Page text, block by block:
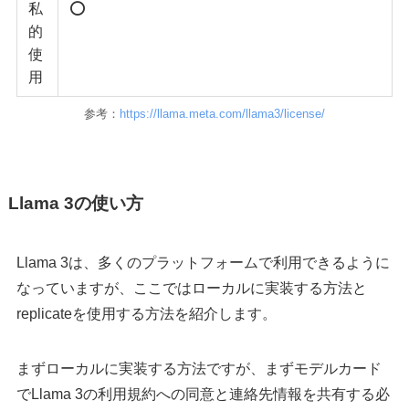
私
的
使
用
⭕️
参考： https://llama.meta.com/llama3/license/
Llama 3の使い方
Llama 3は、多くのプラットフォームで利用できるように
なっていますが、ここではローカルに実装する方法と
replicateを使用する方法を紹介します。
まずローカルに実装する方法ですが、まずモデルカード
でLlama 3の利用規約への同意と連絡先情報を共有する必